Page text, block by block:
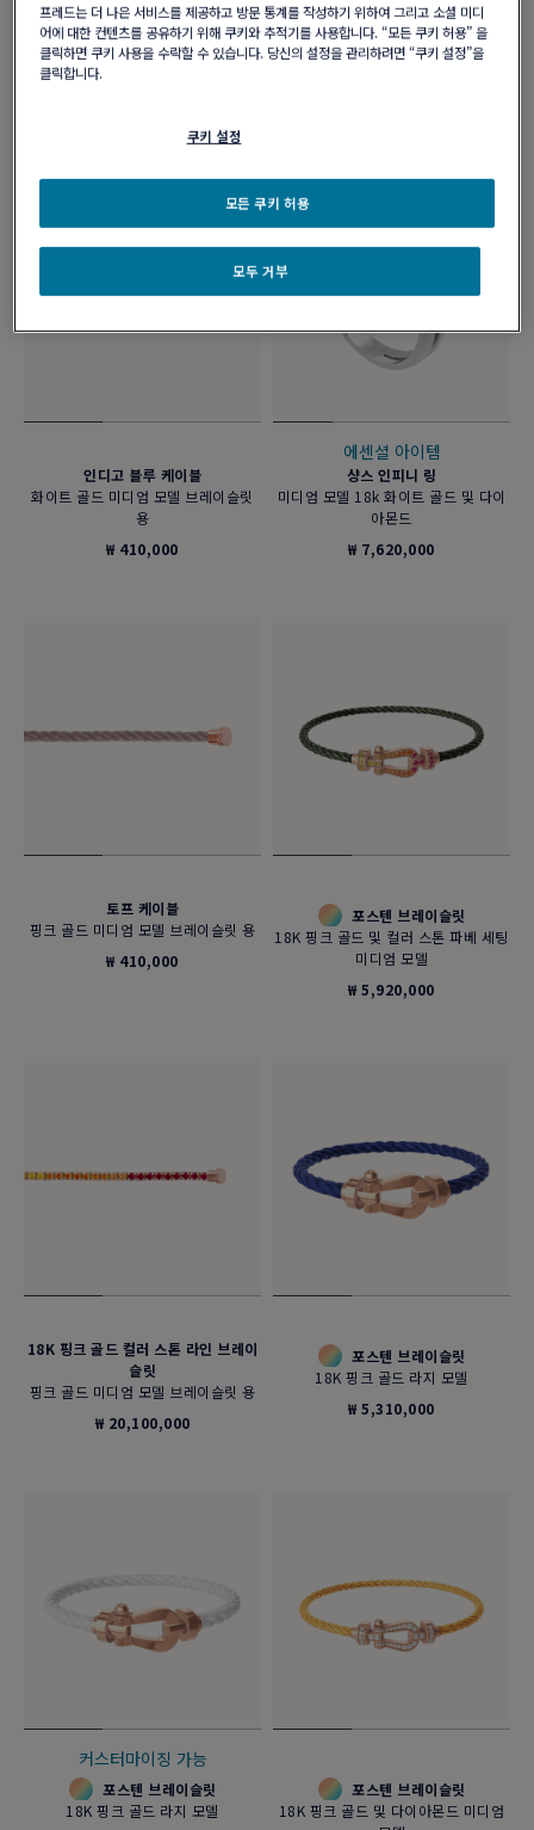
레드 케이블
핑크 골드 미디엄 모델 브레이슬릿 용
신제품
샹스 인피니 네크리스
18K 화이트 골드 풀 파베 다이아몬드,
인디고 블루 케이블
화이트 골드 미디엄 모델 브레이슬릿
용
₩ 410,000
에센셜 아이템
샹스 인피니 링
미디엄 모델 18k 화이트 골드 및 다이
아몬드
₩ 7,620,000
토프 케이블
핑크 골드 미디엄 모델 브레이슬릿 용
₩ 410,000
포스텐 브레이슬릿
18K 핑크 골드 및 컬러 스톤 파베 세팅
미디엄 모델
₩ 5,920,000
18K 핑크 골드 컬러 스톤 라인 브레이
슬릿
핑크 골드 미디엄 모델 브레이슬릿 용
₩ 20,100,000
포스텐 브레이슬릿
18K 핑크 골드 라지 모델
₩ 5,310,000
커스터마이징 가능
포스텐 브레이슬릿
18K 핑크 골드 라지 모델
포스텐 브레이슬릿
18K 핑크 골드 및 다이아몬드 미디엄
프레드는 더 나은 서비스를 제공하고 방문 통계를 작성하기 위하여 그리고 소셜 미디
어에 대한 컨텐츠를 공유하기 위해 쿠키와 추적기를 사용합니다. “모든 쿠키 허용” 을
클릭하면 쿠키 사용을 수락할 수 있습니다. 당신의 설정을 관리하려면 “쿠키 설정”을
클릭합니다.
쿠키 설정
모두 거부
모든 쿠키 허용